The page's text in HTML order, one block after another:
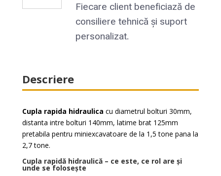
Fiecare client beneficiază de
consiliere tehnică și suport
personalizat.
Descriere
Cupla rapida hidraulica cu diametrul bolturi 30mm,
distanta intre bolturi 140mm, latime brat 125mm
pretabila pentru miniexcavatoare de la 1,5 tone pana la
2,7 tone.
Cupla rapidă hidraulică – ce este, ce rol are și
unde se folosește